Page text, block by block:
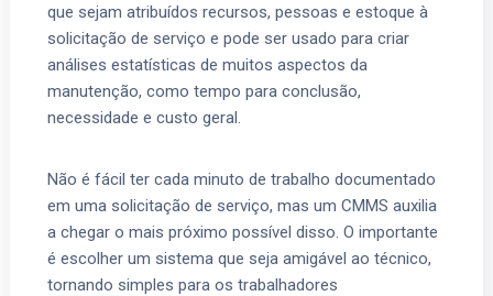
que sejam atribuídos recursos, pessoas e estoque à
solicitação de serviço e pode ser usado para criar
análises estatísticas de muitos aspectos da
manutenção, como tempo para conclusão,
necessidade e custo geral.
Não é fácil ter cada minuto de trabalho documentado
em uma solicitação de serviço, mas um CMMS auxilia
a chegar o mais próximo possível disso. O importante
é escolher um sistema que seja amigável ao técnico,
tornando simples para os trabalhadores